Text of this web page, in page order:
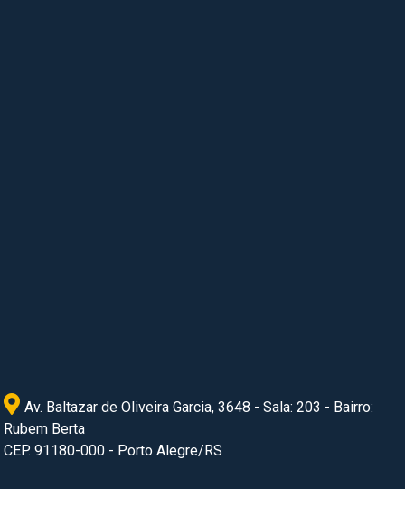
Av. Baltazar de Oliveira Garcia, 3648 - Sala: 203 - Bairro:
Rubem Berta
CEP. 91180-000 - Porto Alegre/RS